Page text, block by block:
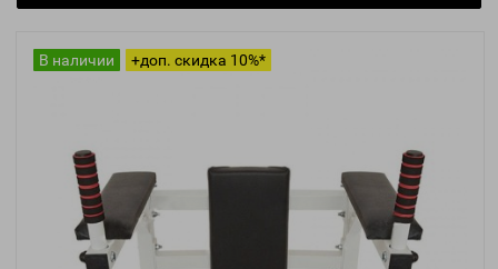
В наличии +доп. скидка 10%*